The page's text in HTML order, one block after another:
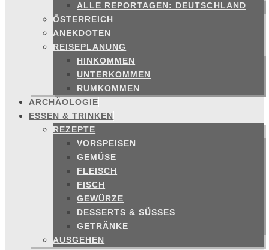
ALLE REPORTAGEN: DEUTSCHLAND
ÖSTERREICH
ANEKDOTEN
REISEPLANUNG
HINKOMMEN
UNTERKOMMEN
RUMKOMMEN
ARCHÄOLOGIE
ESSEN & TRINKEN
REZEPTE
VORSPEISEN
GEMÜSE
FLEISCH
FISCH
GEWÜRZE
DESSERTS & SÜSSES
GETRÄNKE
AUSGEHEN